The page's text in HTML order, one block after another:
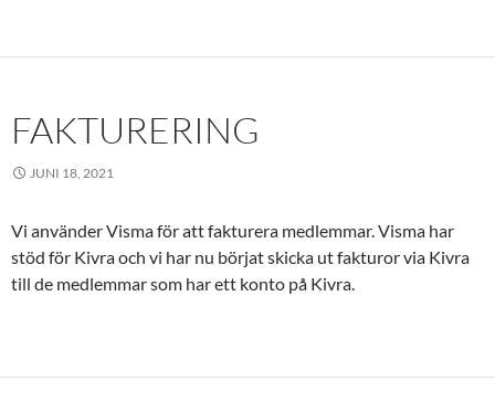
FAKTURERING
JUNI 18, 2021
Vi använder Visma för att fakturera medlemmar. Visma har
stöd för Kivra och vi har nu börjat skicka ut fakturor via Kivra
till de medlemmar som har ett konto på Kivra.